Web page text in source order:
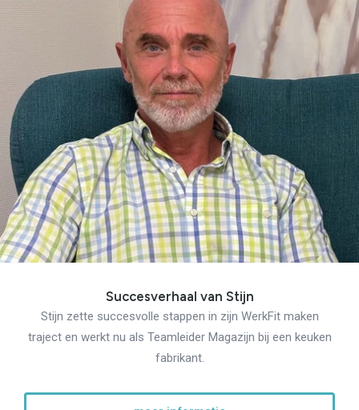
Succesverhaal van Stijn
Stijn zette succesvolle stappen in zijn WerkFit maken
traject en werkt nu als Teamleider Magazijn bij een keuken
fabrikant.